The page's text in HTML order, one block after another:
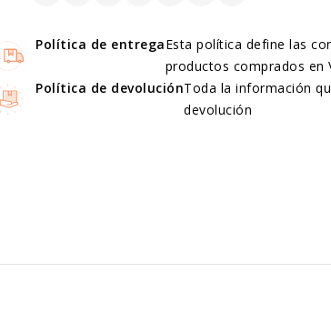
Política de entregaEsta política define las
productos comprados en
Política de devoluciónToda la información
devolución